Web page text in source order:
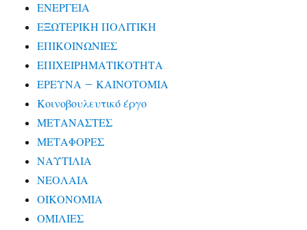
ΕΝΕΡΓΕΙΑ
ΕΞΩΤΕΡΙΚΗ ΠΟΛΙΤΙΚΗ
ΕΠΙΚΟΙΝΩΝΙΕΣ
ΕΠΙΧΕΙΡΗΜΑΤΙΚΟΤΗΤΑ
ΕΡΕΥΝΑ – ΚΑΙΝΟΤΟΜΙΑ
Κοινοβουλευτικό έργο
ΜΕΤΑΝΑΣΤΕΣ
ΜΕΤΑΦΟΡΕΣ
ΝΑΥΤΙΛΙΑ
ΝΕΟΛΑΙΑ
ΟΙΚΟΝΟΜΙΑ
ΟΜΙΛΙΕΣ